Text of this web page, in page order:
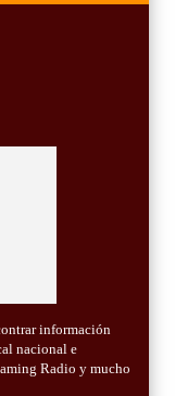
información
nacional e
Radio y mucho